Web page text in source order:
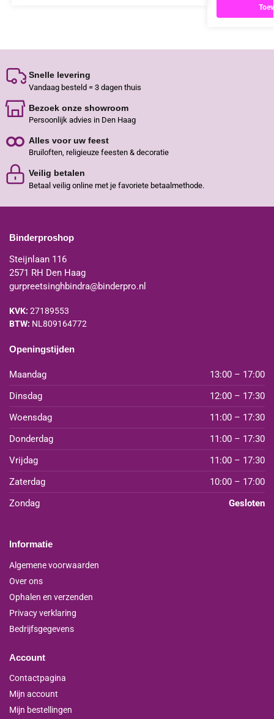
Snelle levering
Vandaag besteld = 3 dagen thuis
Bezoek onze showroom
Persoonlijk advies in Den Haag
Alles voor uw feest
Bruiloften, religieuze feesten & decoratie
Veilig betalen
Betaal veilig online met je favoriete betaalmethode.
Binderproshop
Steijnlaan 116
2571 RH Den Haag
gurpreetsinghbindra@binderpro.nl
KVK: 27189553
BTW: NL809164772
Openingstijden
Maandag
13:00 – 17:00
Dinsdag
12:00 – 17:30
Woensdag
11:00 – 17:30
Donderdag
11:00 – 17:30
Vrijdag
11:00 – 17:30
Zaterdag
10:00 – 17:00
Zondag
Gesloten
Informatie
Algemene voorwaarden
Over ons
Ophalen en verzenden
Privacy verklaring
Bedrijfsgegevens
Account
Contactpagina
Mijn account
Mijn bestellingen